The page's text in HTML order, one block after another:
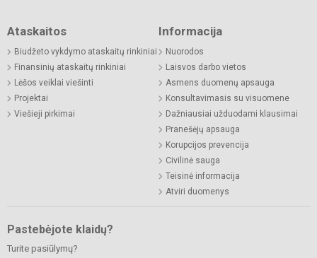
Ataskaitos
Biudžeto vykdymo ataskaitų rinkiniai
Finansinių ataskaitų rinkiniai
Lėšos veiklai viešinti
Projektai
Viešieji pirkimai
Informacija
Nuorodos
Laisvos darbo vietos
Asmens duomenų apsauga
Konsultavimasis su visuomene
Dažniausiai užduodami klausimai
Pranešėjų apsauga
Korupcijos prevencija
Civilinė sauga
Teisinė informacija
Atviri duomenys
Pastebėjote klaidų?
Turite pasiūlymų?